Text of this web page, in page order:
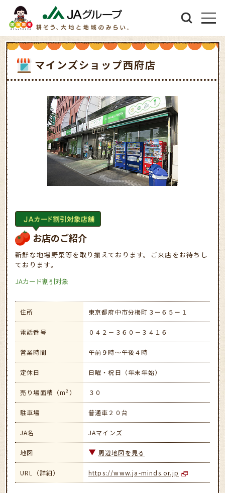
マインズショップ西府店
お店のご紹介
新鮮な地場野菜等を取り揃えております。ご来店をお待ちし
ております。
JAカード割引対象
住所 東京都府中市分梅町３ー６５ー１
電話番号 ０４２－３６０－３４１６
営業時間 午前９時～午後４時
定休日 日曜・祝日（年末年始）
売り場面積（m²） ３０
駐車場 普通車２０台
JA名 JAマインズ
地図 周辺地図を見る
URL（詳細） https://www.ja-minds.or.jp